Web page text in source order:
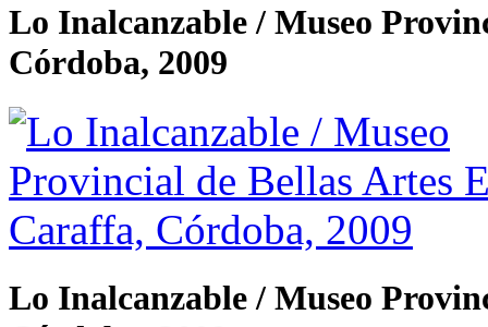
Lo Inalcanzable / Museo
Córdoba, 2009
Lo Inalcanzable / Museo